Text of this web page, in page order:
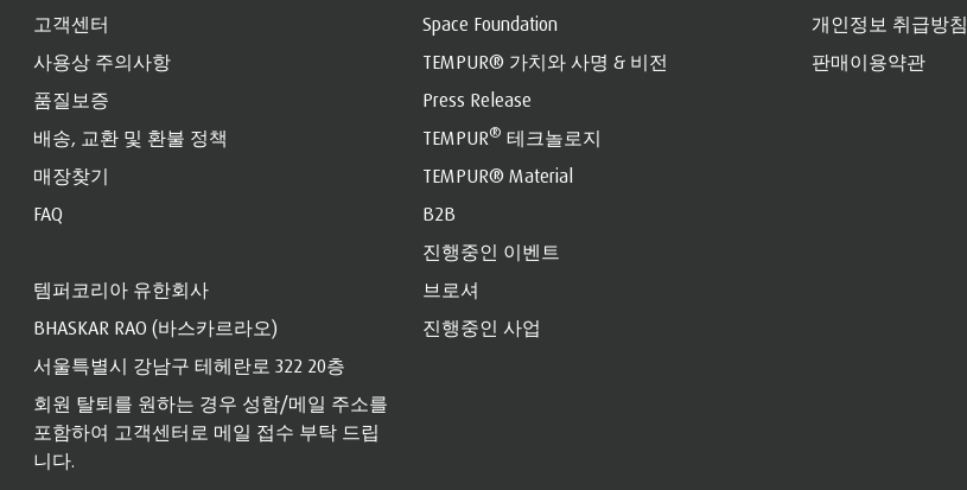
고객센터
사용상 주의사항
품질보증
배송, 교환 및 환불 정책
매장찾기
FAQ
템퍼코리아 유한회사
BHASKAR RAO (바스카르라오)
서울특별시 강남구 테헤란로 322 20층
회원 탈퇴를 원하는 경우 성함/메일 주소를
포함하여 고객센터로 메일 접수 부탁 드립
니다.
Space Foundation
TEMPUR® 가치와 사명 & 비전
Press Release
TEMPUR® 테크놀로지
TEMPUR® Material
B2B
진행중인 이벤트
브로셔
진행중인 사업
개인정보 취급방침
판매이용약관